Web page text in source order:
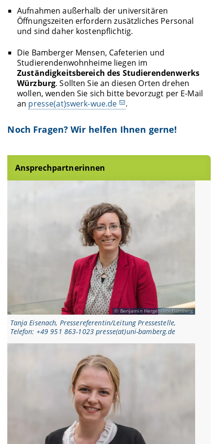
Aufnahmen außerhalb der universitären
Öffnungszeiten erfordern zusätzliches Personal
und sind daher kostenpflichtig.
Die Bamberger Mensen, Cafeterien und
Studierendenwohnheime liegen im
Zuständigkeitsbereich des Studierendenwerks
Würzburg. Sollten Sie an diesen Orten drehen
wollen, wenden Sie sich bitte bevorzugt per E-Mail
an presse(at)swerk-wue.de .
Noch Fragen? Wir helfen Ihnen gerne!
Ansprechpartnerinnen
Benjamin Herges/Uni Bamberg
Tanja Eisenach, Pressereferentin/Leitung Pressestelle,
Telefon: +49 951 863-1023 presse(at)uni-bamberg.de